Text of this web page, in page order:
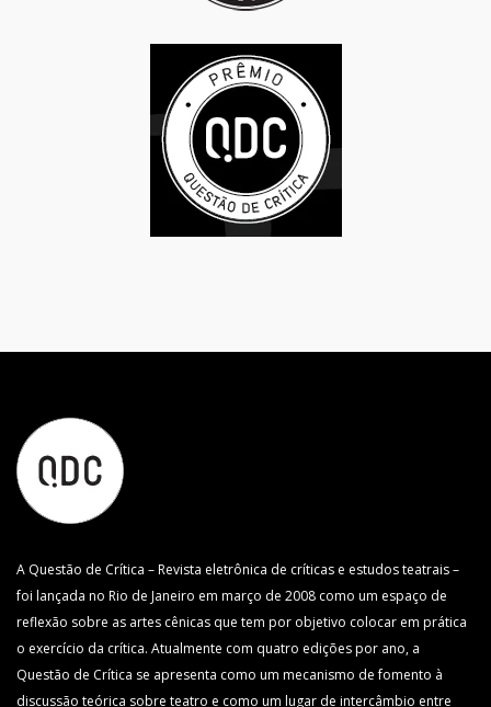
A Questão de Crítica – Revista eletrônica de críticas e estudos teatrais –
foi lançada no Rio de Janeiro em março de 2008 como um espaço de
reflexão sobre as artes cênicas que tem por objetivo colocar em prática
o exercício da crítica. Atualmente com quatro edições por ano, a
Questão de Crítica se apresenta como um mecanismo de fomento à
discussão teórica sobre teatro e como um lugar de intercâmbio entre